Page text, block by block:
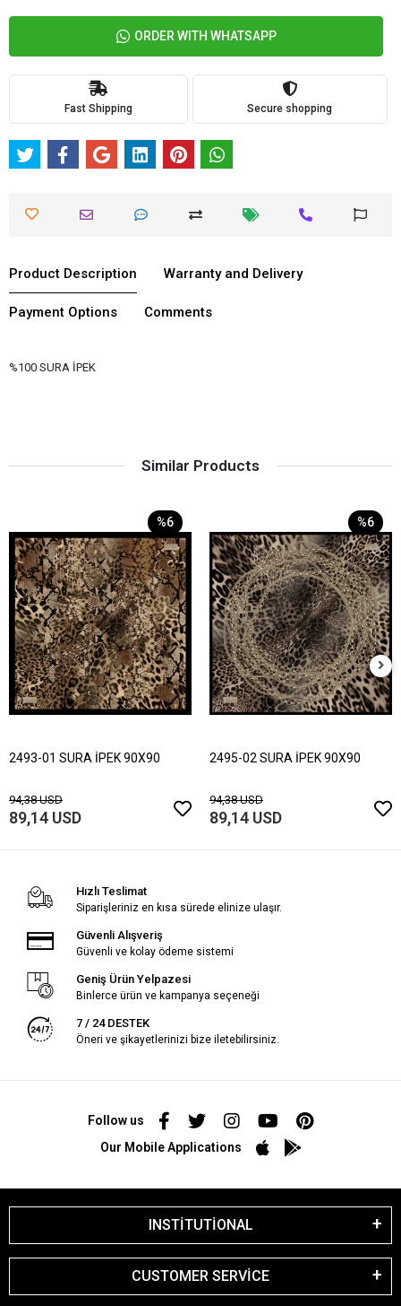
ORDER WITH WHATSAPP
Fast Shipping Secure shopping
Product Description Warranty and Delivery
Payment Options Comments
%100 SURA İPEK
Similar Products
%6
2493-01 SURA İPEK 90X90
94,38 USD
89,14 USD
%6
2495-02 SURA İPEK 90X90
94,38 USD
89,14 USD
Hızlı Teslimat
Siparişleriniz en kısa sürede elinize ulaşır.
Güvenli Alışveriş
Güvenli ve kolay ödeme sistemi
Geniş Ürün Yelpazesi
Binlerce ürün ve kampanya seçeneği
7 / 24 DESTEK
Öneri ve şikayetlerinizi bize iletebilirsiniz.
Follow us
Our Mobile Applications
INSTİTUTİONAL
CUSTOMER SERVİCE